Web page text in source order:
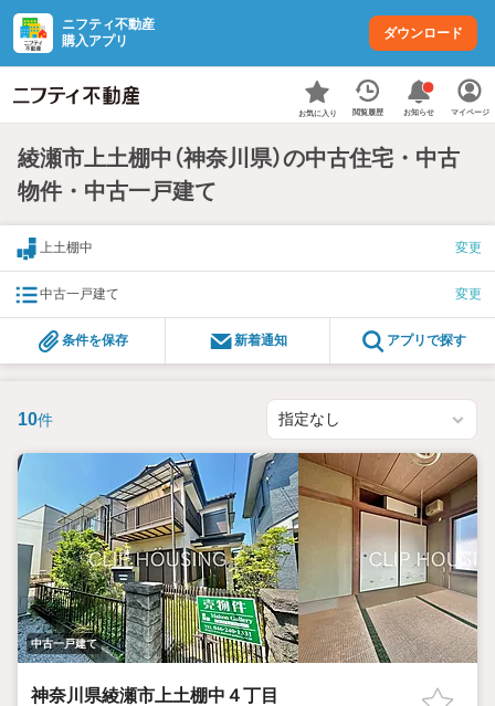
ニフティ不動産
購入アプリ
ダウンロード
お気に入り 閲覧履歴 お知らせ マイページ
綾瀬市上土棚中（神奈川県）の中古住宅・中古
物件・中古一戸建て
上土棚中 変更
中古一戸建て 変更
条件を保存 新着通知 アプリで探す
10件
中古一戸建て
神奈川県綾瀬市上土棚中４丁目